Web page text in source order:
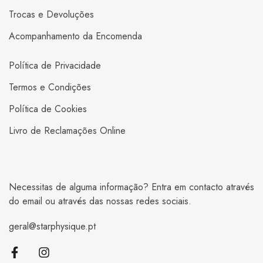
Trocas e Devoluções
Acompanhamento da Encomenda
Política de Privacidade
Termos e Condições
Política de Cookies
Livro de Reclamações Online
Necessitas de alguma informação? Entra em contacto através
do email ou através das nossas redes sociais.
geral@starphysique.pt